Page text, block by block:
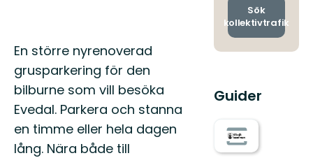
Beskrivning
En större nyrenoverad
grusparkering för den
bilburne som vill besöka
Evedal. Parkera och stanna
en timme eller hela dagen
lång. Nära både till
Sök
kollektivtrafik
Guider